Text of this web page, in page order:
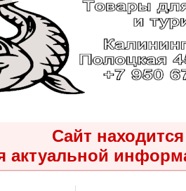
Сайт
актуальной